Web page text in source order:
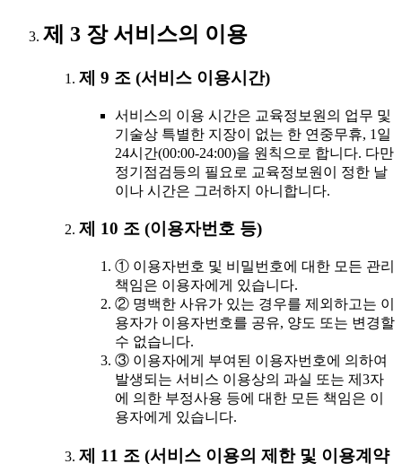
제 3 장 서비스의 이용
제 9 조 (서비스 이용시간)
서비스의 이용 시간은 교육정보원의 업무 및
기술상 특별한 지장이 없는 한 연중무휴, 1일
24시간(00:00-24:00)을 원칙으로 합니다. 다만
정기점검등의 필요로 교육정보원이 정한 날
이나 시간은 그러하지 아니합니다.
제 10 조 (이용자번호 등)
① 이용자번호 및 비밀번호에 대한 모든 관리
책임은 이용자에게 있습니다.
② 명백한 사유가 있는 경우를 제외하고는 이
용자가 이용자번호를 공유, 양도 또는 변경할
수 없습니다.
③ 이용자에게 부여된 이용자번호에 의하여
발생되는 서비스 이용상의 과실 또는 제3자
에 의한 부정사용 등에 대한 모든 책임은 이
용자에게 있습니다.
제 11 조 (서비스 이용의 제한 및 이용계약